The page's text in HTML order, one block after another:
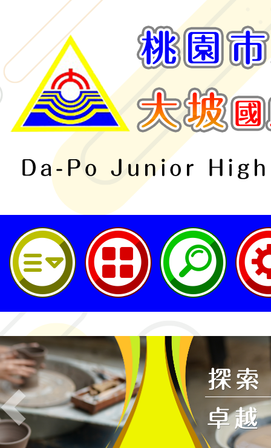
桃園市立大坡國民中學
Previous
115年第二屆全國原住